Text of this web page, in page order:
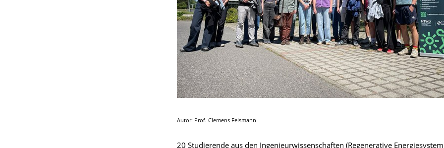
Autor: Prof. Clemens Felsmann
20 Studierende aus den Ingenieurwissenschaften (Regenerative